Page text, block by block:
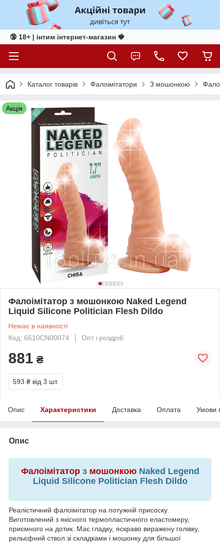
🔞 18+ | інтим інтернет-магазин 🍓
Каталог товарів Фалоімітатори З мошонкою
Акція
Фалоімітатор з мошонкою Naked Legend
Liquid Silicone Politician Flesh Dildo
Немає в наявності
Код: 6610CN00074
Опт і роздріб
881 ₴
593 ₴ від 3 шт.
Опис Характеристики Доставка Оплата Умови
Опис
Фалоімітаторз мошонкоюNaked Legend
Liquid Silicone Politician Flesh Dildo
Реалістичний фалоімітатор на потужній присоску.
Виготовлений з якісного термопластичного еластомеру,
приємного на дотик. Має гладку, яскраво виражену голівку,
рельєфний ствол зі складками і мошонку для більшої